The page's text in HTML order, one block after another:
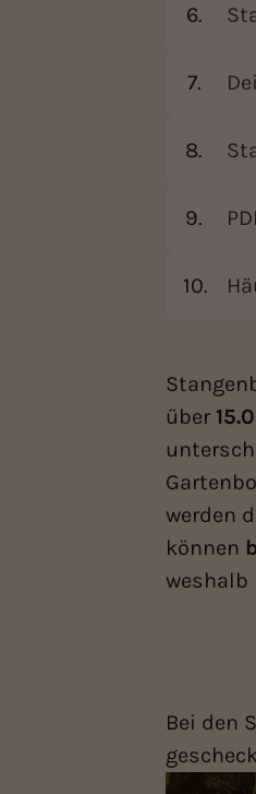
über
werden
können
weshalb
Bei den